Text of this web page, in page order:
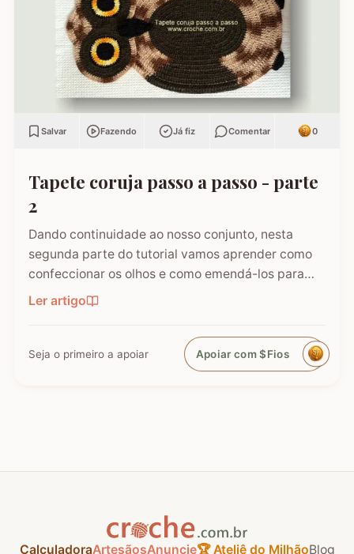
Salvar Fazendo Já fiz Comentar 0
Tapete coruja passo a passo - parte
2
Dando continuidade ao nosso conjunto, nesta
segunda parte do tutorial vamos aprender como
confeccionar os olhos e como emendá-los para
formar a cabeça da nossa Coruja de Crochê. É
nesta etapa que o bichinho começa a ganhar
expressão e personalidade! Este tapete é um
sucesso absoluto e, seguindo os…
Ler artigo
Seja o primeiro a apoiar Apoiar com $Fios
CalculadoraArtesãosAnuncie🏆 Ateliê do MilhãoBlog